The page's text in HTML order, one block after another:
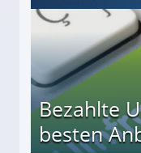
Bezahlte
besten